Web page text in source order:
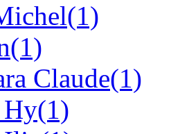
(1)
(1)
Claude(1)
Hy(1)